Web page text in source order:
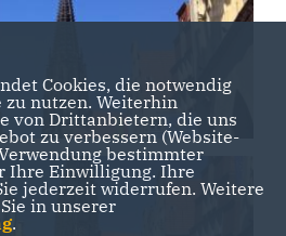
Cookies, die notwendig
zu nutzen. Weiterhin
von Drittanbietern, die uns
zu verbessern (Website-
bestimmter
Ihre Einwilligung. Ihre
jederzeit widerrufen. Weitere
in unserer
.